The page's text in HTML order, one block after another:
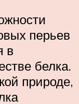
перьев
в
белка.
природе,